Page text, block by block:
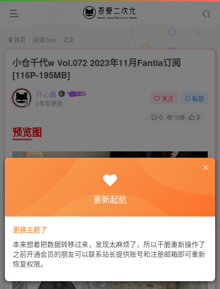
首页 动漫Cos 正文
小仓千代w Vol.072 2023年11月Fantia订阅
[116P-195MB]
开心酱
2年前更新
关注 私信
0 108 0
预览图
重新起航
更换主题了
本来想着把数据转移过来，发现太麻烦了，所以干脆重新操作了
之前开通会员的朋友可以联系站长提供账号和注册邮箱即可重新
恢复权限。